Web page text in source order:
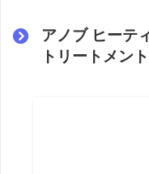
アノブ ヒーテ
トリートメン